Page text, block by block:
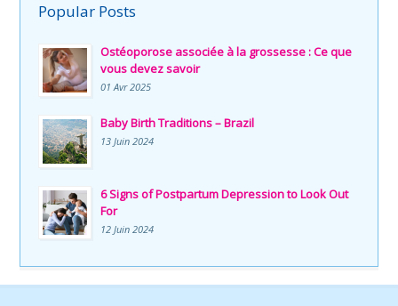
Popular Posts
Ostéoporose associée à la grossesse : Ce que
vous devez savoir
01 Avr 2025
Baby Birth Traditions – Brazil
13 Juin 2024
6 Signs of Postpartum Depression to Look Out
For
12 Juin 2024